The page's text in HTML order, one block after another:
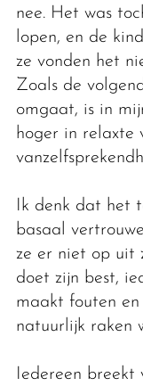
nee. Het was
lopen, en de
ze vonden het
Zoals de
omgaat, is in
hoger in relaxte
Ik denk dat het
basaal
ze er niet op uit
doet zijn best,
maakt fouten
natuurlijk raken
Iedereen